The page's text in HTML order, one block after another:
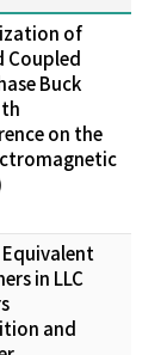
of
Coupled
Buck
on the
in LLC
and